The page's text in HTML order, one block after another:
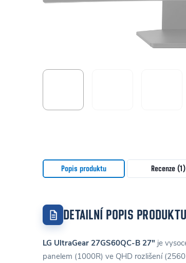
Popis produktu Recenze (1)
DETAILNÍ POPIS PRODUKTU
LG UltraGear 27GS60QC-B 27" je
panelem (1000R) ve QHD rozlišení